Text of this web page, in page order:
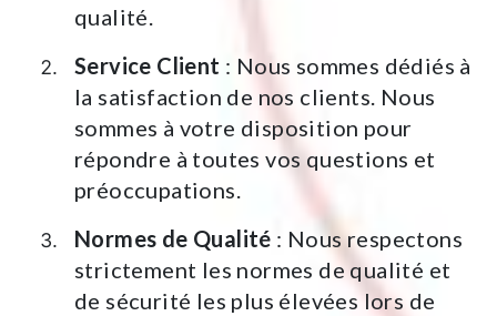
qualité.
Service Client : Nous sommes dédiés à
la satisfaction de nos clients. Nous
sommes à votre disposition pour
répondre à toutes vos questions et
préoccupations.
Normes de Qualité : Nous respectons
strictement les normes de qualité et
de sécurité les plus élevées lors de